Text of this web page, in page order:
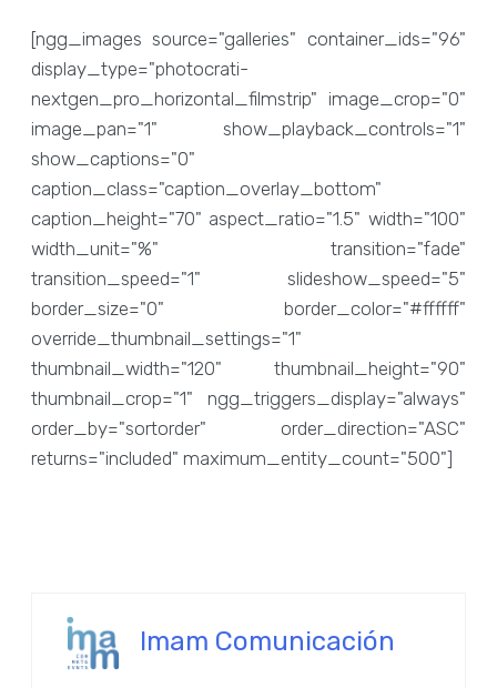
[ngg_images source="galleries" container_ids="96"
display_type="photocrati-
nextgen_pro_horizontal_filmstrip" image_crop="0"
image_pan="1" show_playback_controls="1"
show_captions="0"
caption_class="caption_overlay_bottom"
caption_height="70" aspect_ratio="1.5" width="100"
width_unit="%" transition="fade"
transition_speed="1" slideshow_speed="5"
border_size="0" border_color="#ffffff"
override_thumbnail_settings="1"
thumbnail_width="120" thumbnail_height="90"
thumbnail_crop="1" ngg_triggers_display="always"
order_by="sortorder" order_direction="ASC"
returns="included" maximum_entity_count="500"]
Imam Comunicación